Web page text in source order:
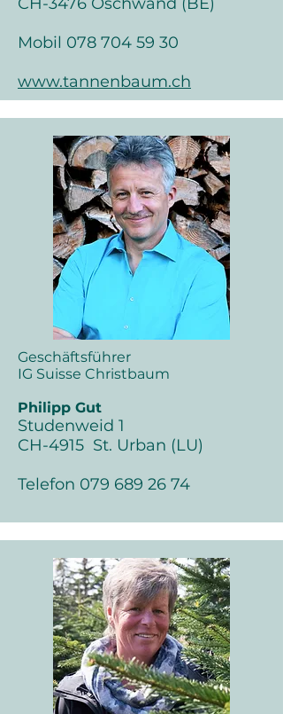
Mobil 078 704 59 30
www.tannenbaum.ch
Geschäftsführer
IG Suisse Christbaum
Philipp Gut
Studenweid 1
CH-4915 St. Urban (LU)
Telefon 079 689 26 74